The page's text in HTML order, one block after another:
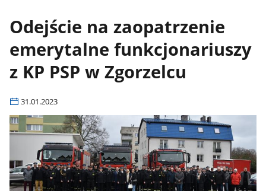
Odejście na zaopatrzenie
emerytalne funkcjonariuszy
z KP PSP w Zgorzelcu
31.01.2023